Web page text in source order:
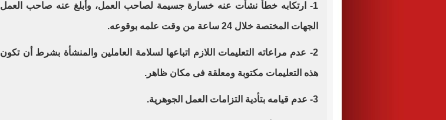
1- ارتكابه خطأ نشأت عنه خسارة جسيمة لصاحب العمل، وأبلغ عنه صاحب العمل
الجهات المختصة خلال 24 ساعة من وقت علمه بوقوعه.
2- عدم مراعاته التعليمات اللازم اتباعها لسلامة العاملين والمنشأة بشرط أن تكون
هذه التعليمات مكتوبة ومعلقة فى مكان ظاهر.
3- عدم قيامه بتأدية التزامات العمل الجوهرية.